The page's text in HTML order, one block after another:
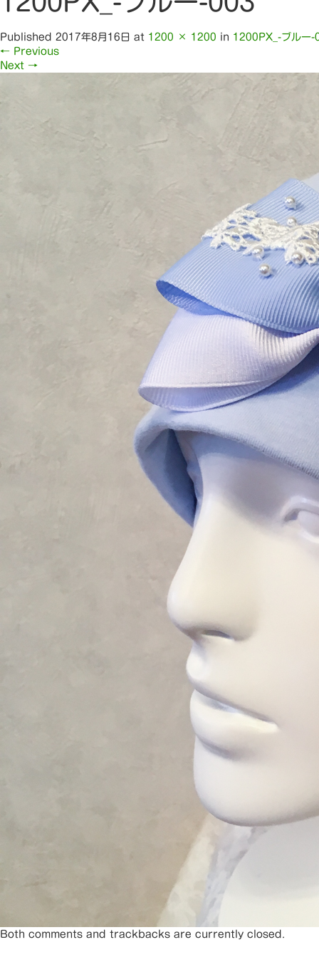
Published 2017年8月16日 at 1200 × 1200 in 1200PX_-ブルー-
← Previous
Next →
Both comments and trackbacks are currently closed.